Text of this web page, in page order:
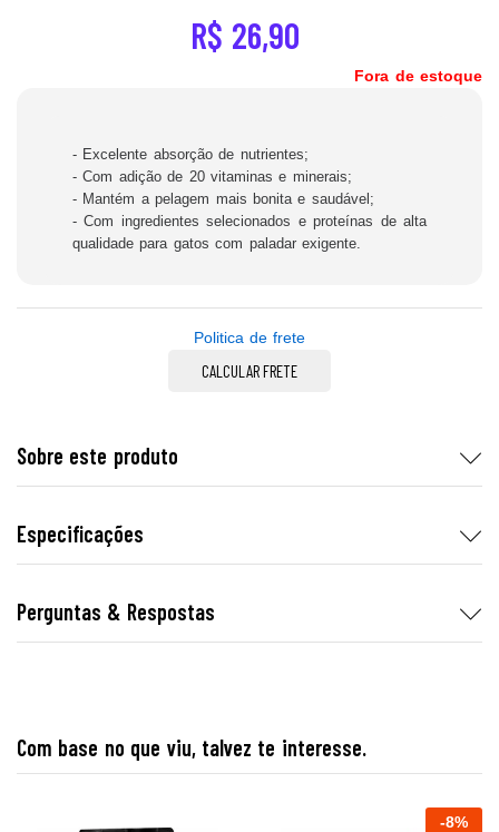
R$ 26,90
Fora de estoque
- Excelente absorção de nutrientes;
- Com adição de 20 vitaminas e minerais;
- Mantém a pelagem mais bonita e saudável;
- Com ingredientes selecionados e proteínas de alta
qualidade para gatos com paladar exigente.
Politica de frete
CALCULAR FRETE
Sobre este produto
Especificações
Perguntas & Respostas
Com base no que viu, talvez te interesse.
-8%